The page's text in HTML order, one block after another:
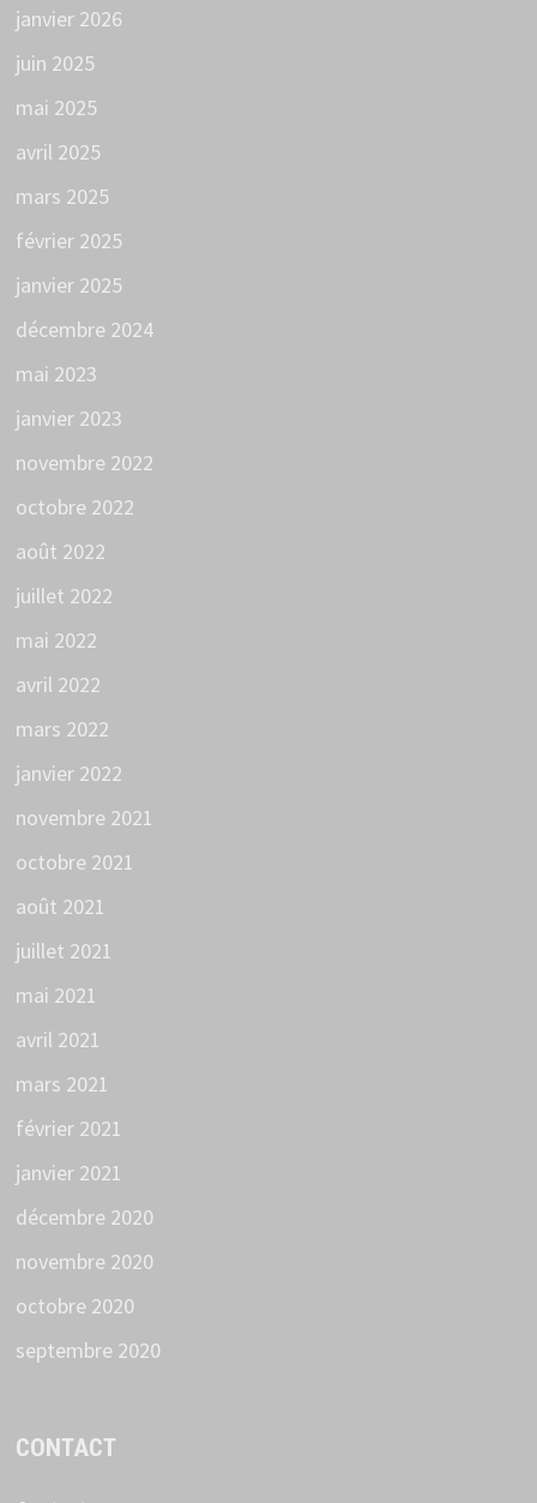
janvier 2026
juin 2025
mai 2025
avril 2025
mars 2025
février 2025
janvier 2025
décembre 2024
mai 2023
janvier 2023
novembre 2022
octobre 2022
août 2022
juillet 2022
mai 2022
avril 2022
mars 2022
janvier 2022
novembre 2021
octobre 2021
août 2021
juillet 2021
mai 2021
avril 2021
mars 2021
février 2021
janvier 2021
décembre 2020
novembre 2020
octobre 2020
septembre 2020
CONTACT